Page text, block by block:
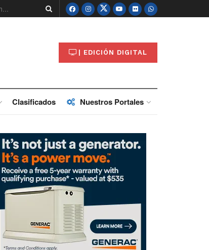
| EDICIÓN DIGITAL
Clasificados Nuestros Portales